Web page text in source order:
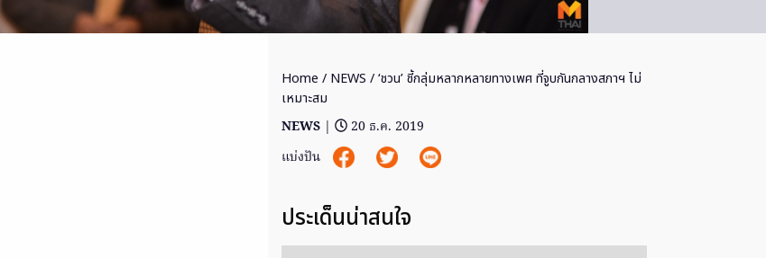
Home / NEWS / ‘ชวน’ ชี้กลุ่มหลากหลายทางเพศ ที่จูบกันกลางสภาฯ ไม่
เหมาะสม
NEWS |
20 ธ.ค. 2019
แบ่งปัน
ประเด็นน่าสนใจ